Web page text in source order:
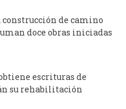
de camino
doce obras iniciadas
escrituras de
su rehabilitación